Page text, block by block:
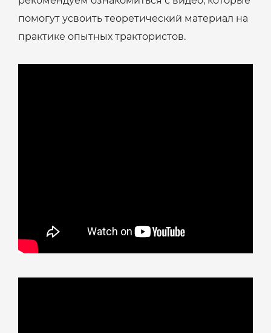
помогут усвоить теоретический материал на
практике опытных трактористов.